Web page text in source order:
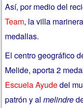
Así, por medio del
Team, la villa
medallas.
El centro geográfico
Melide, aporta 2
Escuela Ayudedel
patrón y al melindre